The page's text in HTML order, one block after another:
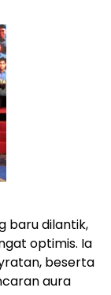
baru dilantik,
optimis. Ia
beserta
aura